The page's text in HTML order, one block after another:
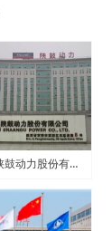
西安陕鼓动力股份有限公司